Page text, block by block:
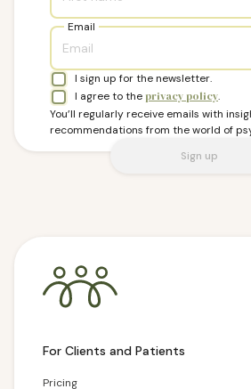
Email
I sign up for the newsletter.
I agree to theprivacy policy.
You’ll regularly receive emails with
recommendations from the world of
Sign up
For Clients and Patients
Pricing